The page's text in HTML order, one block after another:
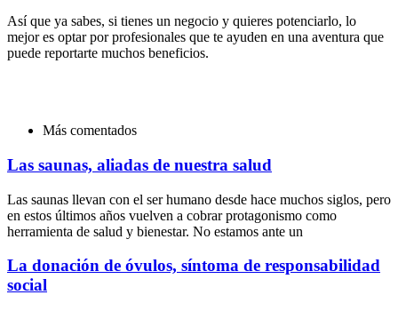
Así que ya sabes, si tienes un negocio y quieres potenciarlo, lo
mejor es optar por profesionales que te ayuden en una aventura que
puede reportarte muchos beneficios.
Más comentados
Las saunas, aliadas de nuestra salud
Las saunas llevan con el ser humano desde hace muchos siglos, pero
en estos últimos años vuelven a cobrar protagonismo como
herramienta de salud y bienestar. No estamos ante un
La donación de óvulos, síntoma de responsabilidad
social